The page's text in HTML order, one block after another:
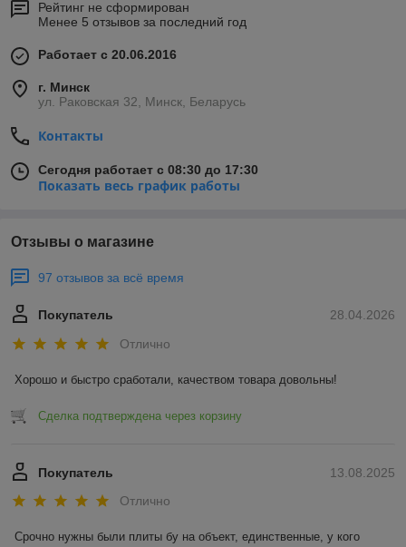
Рейтинг не сформирован
Менее 5 отзывов за последний год
Работает с 20.06.2016
г. Минск
ул. Раковская 32, Минск, Беларусь
Контакты
Сегодня работает с 08:30 до 17:30
Показать весь график работы
Отзывы о магазине
97 отзывов за всё время
28.04.2026
Покупатель
Отлично
Хорошо и быстро сработали, качеством товара довольны!
Сделка подтверждена через корзину
13.08.2025
Покупатель
Отлично
Срочно нужны были плиты бу на объект, единственные, у кого